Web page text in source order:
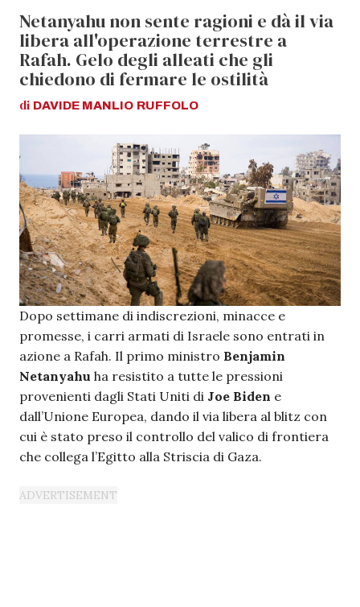
Netanyahu non sente ragioni e dà il via
libera all'operazione terrestre a
Rafah. Gelo degli alleati che gli
chiedono di fermare le ostilità
di DAVIDE MANLIO RUFFOLO
Dopo settimane di indiscrezioni, minacce e
promesse, i carri armati di Israele sono entrati in
azione a Rafah. Il primo ministro Benjamin
Netanyahu ha resistito a tutte le pressioni
provenienti dagli Stati Uniti di Joe Biden e
dall’Unione Europea, dando il via libera al blitz con
cui è stato preso il controllo del valico di frontiera
che collega l’Egitto alla Striscia di Gaza.